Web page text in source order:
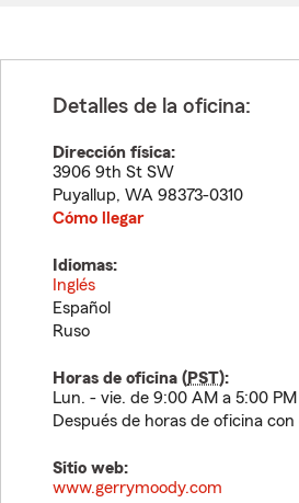
Detalles de la oficina:
Dirección física:
3906 9th St SW
Puyallup, WA 98373-0310
Cómo llegar
Idiomas:
Inglés
Español
Ruso
Horas de oficina (PST):
Lun. - vie. de 9:00 AM a 5:00 PM
Después de horas de oficina
Sitio web:
www.gerrymoody.com